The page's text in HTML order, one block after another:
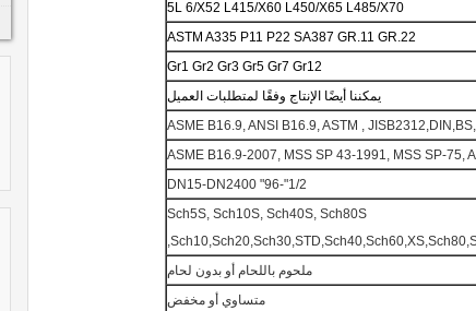
5L 6/X52 L415/X60 L450/X65 L485/X70
ASTM A335 P11 P22 SA387 GR.11 GR.22
Gr1 Gr2 Gr3 Gr5 Gr7 Gr12
يمكننا أيضًا الإنتاج وفقًا لمتطلبات العميل
ASME B16.9, ANSI B16.9, ASTM ,
ASME B16.9-2007, MSS SP 43-1991, MSS SP-75,
1/2"-96" DN15-DN2400
Sch5S, Sch10S, Sch40S, Sch80S
ملحوم باللحام أو بدون لحام
متساوي أو مخفض